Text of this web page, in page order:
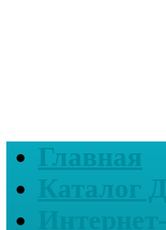
Главная
Каталог